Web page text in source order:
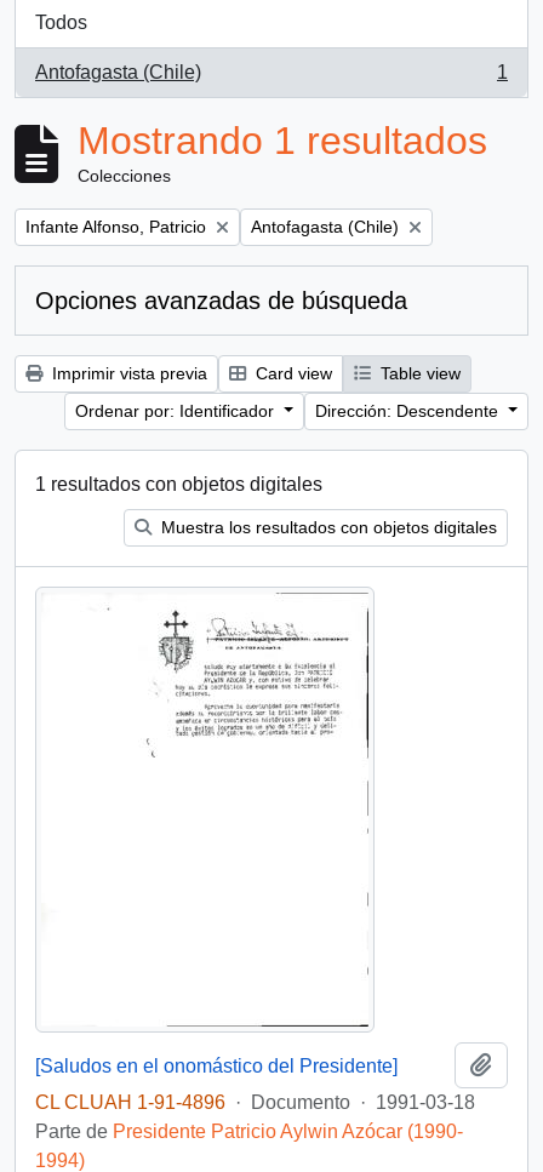
Todos
Antofagasta (Chile)
, 1 resultados
1
Mostrando 1 resultados
Colecciones
Remove filter:
Infante Alfonso, Patricio Remove filter:
Antofagasta (Chile)
Opciones avanzadas de búsqueda
Imprimir vista previa Card view
Table view
Ordenar por: Identificador
Dirección: Descendente
1 resultados con objetos digitales
Muestra los resultados con objetos digitales
[Saludos en el onomástico del Presidente]
CL CLUAH 1-91-4896 · Documento · 1991-03-18
Parte de Presidente Patricio Aylwin Azócar (1990-
1994)